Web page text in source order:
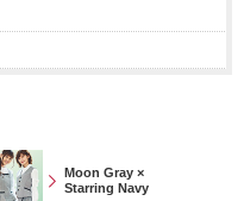
Moon Gray ×
Starring Navy